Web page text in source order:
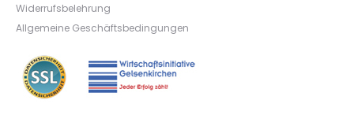
Widerrufsbelehrung
Allgemeine Geschäftsbedingungen